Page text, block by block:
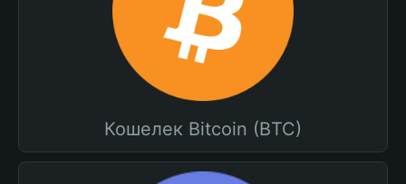
Кошелек Bitcoin (BTC)